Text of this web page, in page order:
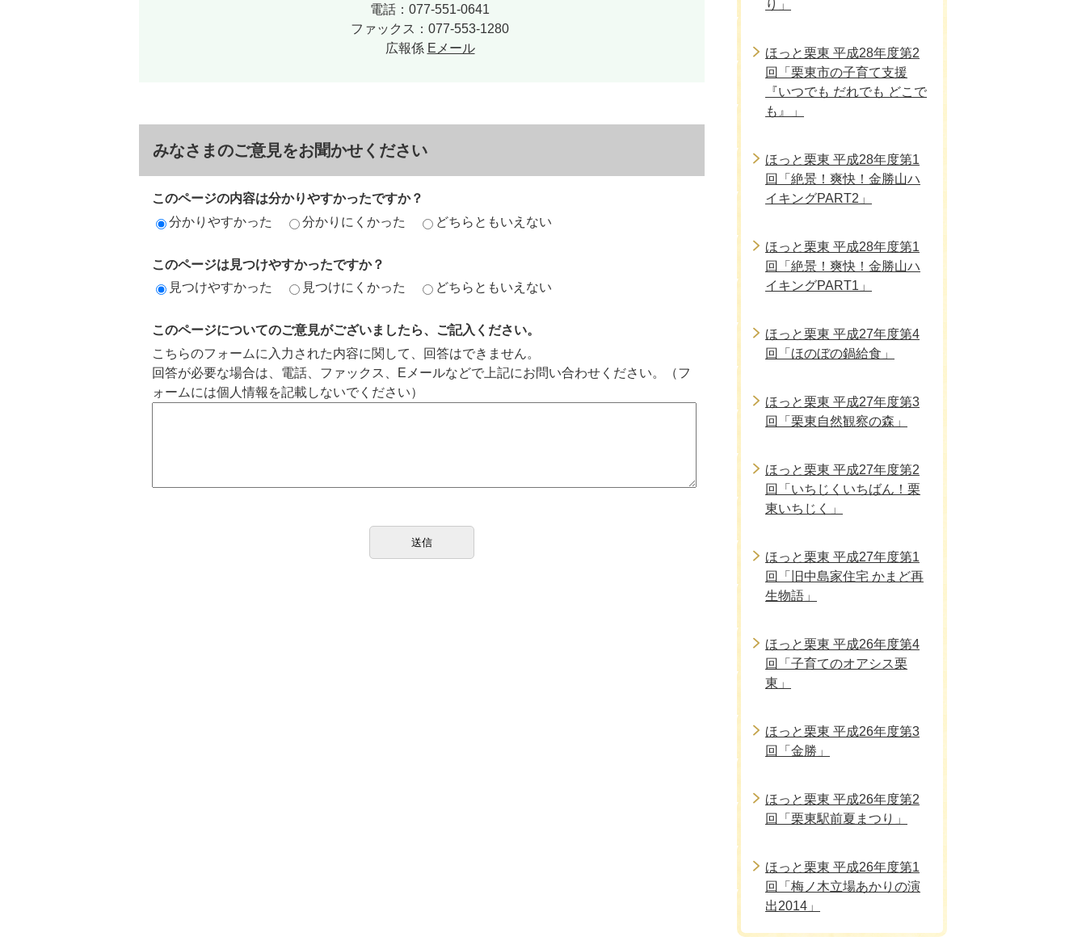
電話：077-551-0641
ファックス：077-553-1280
広報係 Eメール
みなさまのご意見をお聞かせください
このページの内容は分かりやすかったですか？
分かりやすかった
分かりにくかった どちらともいえない
このページは見つけやすかったですか？
見つけやすかった
見つけにくかった どちらともいえない
このページについてのご意見がございましたら、ご記入ください。
こちらのフォームに入力された内容に関して、回答はできません。
回答が必要な場合は、電話、ファックス、Eメールなどで上記にお問い合わせください。（フ
ォームには個人情報を記載しないでください）
り」
ほっと栗東 平成28年度第2
回「栗東市の子育て支援
『いつでも だれでも どこで
も』」
ほっと栗東 平成28年度第1
回「絶景！爽快！金勝山ハ
イキングPART2」
ほっと栗東 平成28年度第1
回「絶景！爽快！金勝山ハ
イキングPART1」
ほっと栗東 平成27年度第4
回「ほのぼの鍋給食」
ほっと栗東 平成27年度第3
回「栗東自然観察の森」
ほっと栗東 平成27年度第2
回「いちじくいちばん！栗
東いちじく」
ほっと栗東 平成27年度第1
回「旧中島家住宅 かまど再
生物語」
ほっと栗東 平成26年度第4
回「子育てのオアシス栗
東」
ほっと栗東 平成26年度第3
回「金勝」
ほっと栗東 平成26年度第2
回「栗東駅前夏まつり」
ほっと栗東 平成26年度第1
回「梅ノ木立場あかりの演
出2014」